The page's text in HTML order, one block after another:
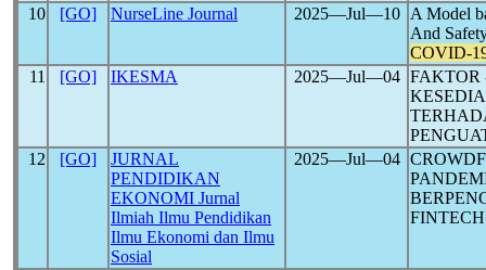
10
[GO] NurseLine Journal 2025―Jul―10
A Model
And
COVID-
11
[GO] IKESMA 2025―Jul―04 FAKTOR
12
[GO]
JURNAL
PENDIDIKAN
EKONOMI Jurnal
Ilmiah Ilmu Pendidikan
Ilmu Ekonomi dan Ilmu
Sosial
2025―Jul―04